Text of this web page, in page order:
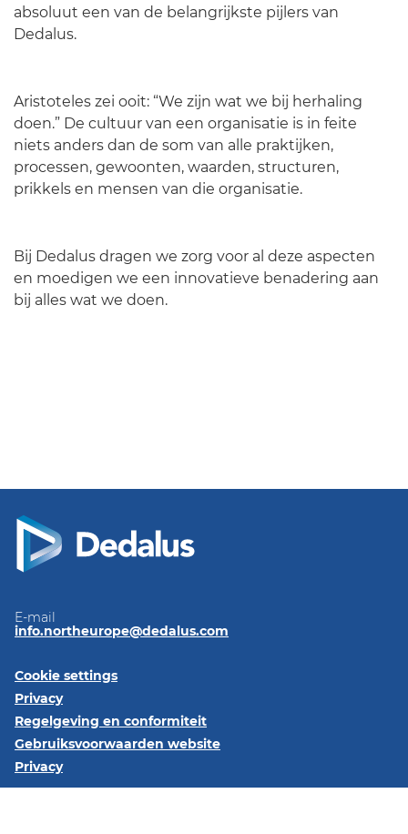
absoluut een van de belangrijkste pijlers van
Dedalus.
Aristoteles zei ooit: “We zijn wat we bij herhaling
doen.” De cultuur van een organisatie is in feite
niets anders dan de som van alle praktijken,
processen, gewoonten, waarden, structuren,
prikkels en mensen van die organisatie.
Bij Dedalus dragen we zorg voor al deze aspecten
en moedigen we een innovatieve benadering aan
bij alles wat we doen.
E-mail
info.northeurope@dedalus.com
Cookie settings
Privacy
Regelgeving en conformiteit
Gebruiksvoorwaarden website
Privacy